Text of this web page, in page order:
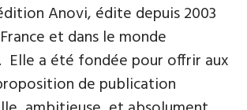
Anovi, édite depuis 2003
et dans le monde
Elle a été fondée pour offrir aux
de publication